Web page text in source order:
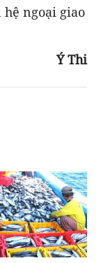
ngoại giao
Ý Thi